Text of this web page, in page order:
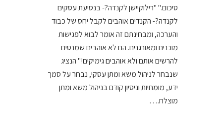
סיכום." "רילוקיישן לקנדה?- בנסיעת עסקים
לקנדה?- הקנדים אוהבים לקבל יחס של כבוד
והערכה, ומבחינתם זה אומר לבוא לפגישות
מוכנים ומאורגנים. הם לא אוהבים שמנסים
להרשים אותם ולא אוהבים גימיקים!" הנציג
שנבחר לניהול משא ומתן עסקי, נבחר על סמך
ידע, מומחיות וניסיון קודם בניהול משא ומתן
מוצלח.…